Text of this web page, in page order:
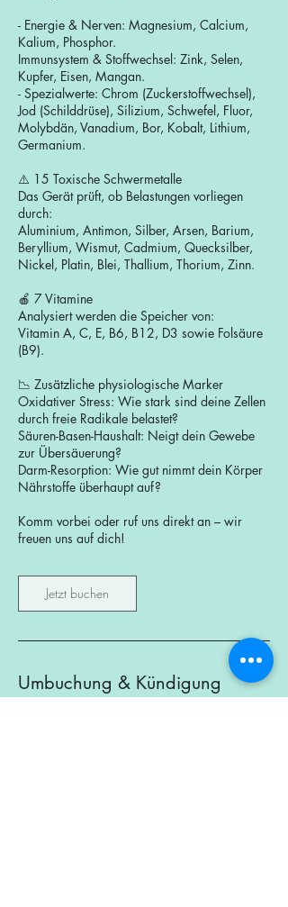
- Energie & Nerven: Magnesium, Calcium,
Kalium, Phosphor.
Immunsystem & Stoffwechsel: Zink, Selen,
Kupfer, Eisen, Mangan.
- Spezialwerte: Chrom (Zuckerstoffwechsel),
Jod (Schilddrüse), Silizium, Schwefel, Fluor,
Molybdän, Vanadium, Bor, Kobalt, Lithium,
Germanium.
⚠️ 15 Toxische Schwermetalle
Das Gerät prüft, ob Belastungen vorliegen
durch:
Aluminium, Antimon, Silber, Arsen, Barium,
Beryllium, Wismut, Cadmium, Quecksilber,
Nickel, Platin, Blei, Thallium, Thorium, Zinn.
🍎 7 Vitamine
Analysiert werden die Speicher von:
Vitamin A, C, E, B6, B12, D3 sowie Folsäure
(B9).
📉 Zusätzliche physiologische Marker
Oxidativer Stress: Wie stark sind deine Zellen
durch freie Radikale belastet?
Säuren-Basen-Haushalt: Neigt dein Gewebe
zur Übersäuerung?
Darm-Resorption: Wie gut nimmt dein Körper
Nährstoffe überhaupt auf?
Komm vorbei oder ruf uns direkt an – wir
freuen uns auf dich!
Jetzt buchen
Umbuchung & Kündigung